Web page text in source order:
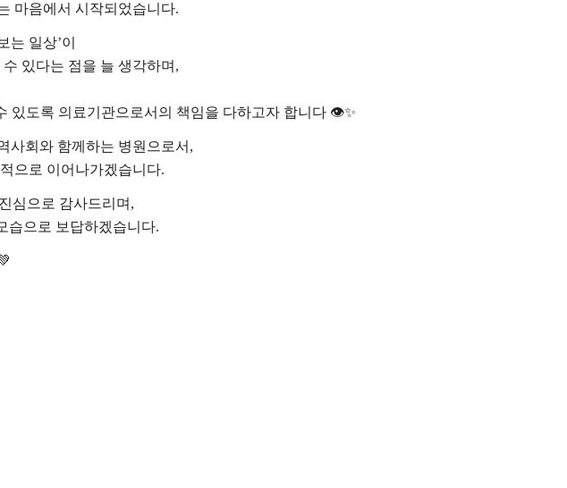
마음에서 시작되었습니다.
는 일상’이
있다는 점을 늘 생각하며,
있도록 의료기관으로서의 책임을 다하고자 합니다 👁️✨
사회와 함께하는 병원으로서,
으로 이어나가겠습니다.
심으로 감사드리며,
습으로 보답하겠습니다.